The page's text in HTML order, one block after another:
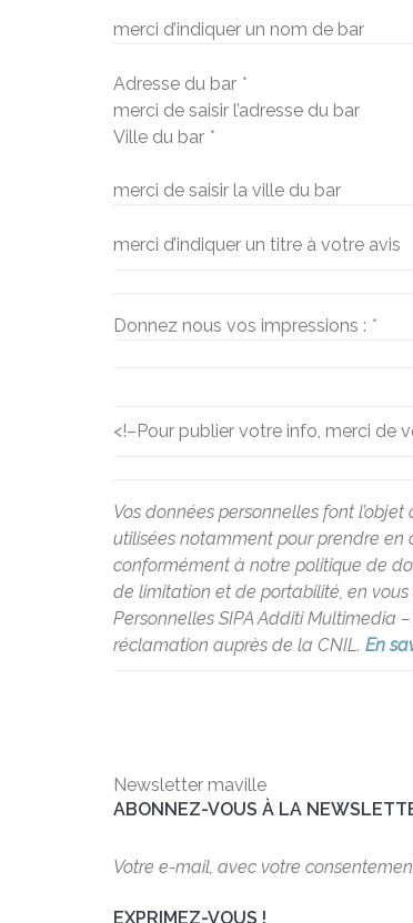
merci d’indiquer un nom de bar
Adresse du bar *
merci de saisir l’adresse du bar
Ville du bar *
merci de saisir la ville du bar
merci d’indiquer un titre à votre avis
Donnez nous vos impressions : *
<!–Pour publier votre info, merci de
Vos données personnelles font
utilisées notamment pour prendre en
conformément à notre politique de
de limitation et de portabilité, en
Personnelles SIPA Additi Multimedia
réclamation auprès de la CNIL. En
Newsletter maville
ABONNEZ-VOUS À LA
Votre e-mail, avec votre
EXPRIMEZ-VOUS !